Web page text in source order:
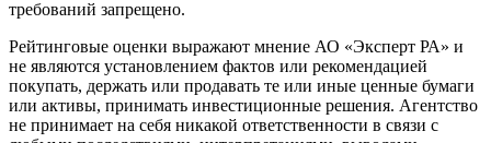
требований запрещено.
Рейтинговые оценки выражают мнение АО «Эксперт РА» и
не являются установлением фактов или рекомендацией
покупать, держать или продавать те или иные ценные бумаги
или активы, принимать инвестиционные решения. Агентство
не принимает на себя никакой ответственности в связи с